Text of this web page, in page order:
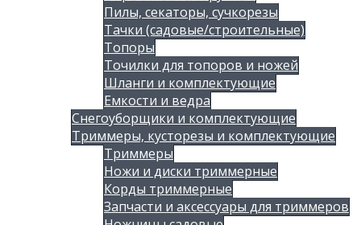
Пилы, секаторы, сучкорезы
Тачки (садовые/строительные)
Топоры
Точилки для топоров и ножей
Шланги и комплектующие
Емкости и ведра
Снегоуборщики и комплектующие
Триммеры, кусторезы и комплектующие
Триммеры
Ножи и диски триммерные
Корды триммерные
Запчасти и аксессуары для триммеров